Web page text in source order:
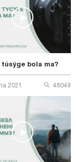
bola ma?
2021 48049